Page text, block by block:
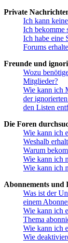
Private
Ich kann
Ich bekomme
Ich habe eine
Forums
Freunde und
Wozu
Mitglieder?
Wie kann ich
der
den Listen
Die Foren
Wie kann ich
Weshalb
Warum
Wie kann ich
Wie kann ich
Abonnements und
Was ist der
einem
Wie kann ich
Thema
Wie kann ich
Wie